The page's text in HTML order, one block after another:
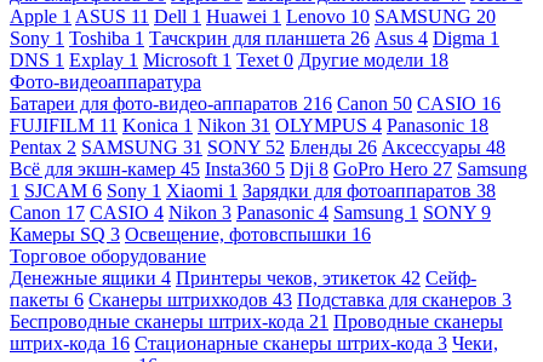
Apple 1 ASUS 11 Dell 1 Huawei 1 Lenovo 10 SAMSUNG 20
Sony 1 Toshiba 1 Тачскрин для планшета 26 Asus 4 Digma 1
DNS 1 Explay 1 Microsoft 1 Texet 0 Другие модели 18
Фото-видеоаппаратура
Батареи для фото-видео-аппаратов 216 Canon 50 CASIO 16
FUJIFILM 11 Konica 1 Nikon 31 OLYMPUS 4 Panasonic 18
Pentax 2 SAMSUNG 31 SONY 52 Бленды 26 Аксессуары 48
Всё для экшн-камер 45 Insta360 5 Dji 8 GoPro Hero 27 Samsung
1 SJCAM 6 Sony 1 Xiaomi 1 Зарядки для фотоаппаратов 38
Canon 17 CASIO 4 Nikon 3 Panasonic 4 Samsung 1 SONY 9
Камеры SQ 3 Освещение, фотовспышки 16
Торговое оборудование
Денежные ящики 4 Принтеры чеков, этикеток 42 Сейф-
пакеты 6 Сканеры штрихкодов 43 Подставка для сканеров 3
Беспроводные сканеры штрих-кода 21 Проводные сканеры
штрих-кода 16 Стационарные сканеры штрих-кода 3 Чеки,